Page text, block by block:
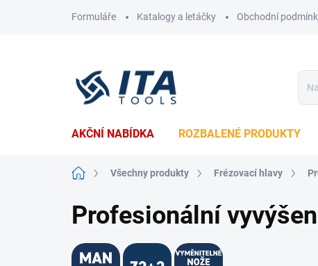
Formuláře Katalogy a letáčky Obchodní
AKČNÍ NABÍDKA ROZBALENÉ PRODUKTY
Domů Všechny produkty Frézovací hlavy
Profesionální